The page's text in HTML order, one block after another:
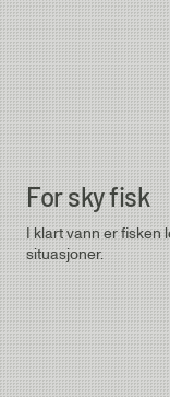
Lakse- &
Salmon 6.5
Salmon 12 ft
Salmon 15 ft
3X
4X
5X
For sky fisk
I klart vann er fisken
situasjoner.